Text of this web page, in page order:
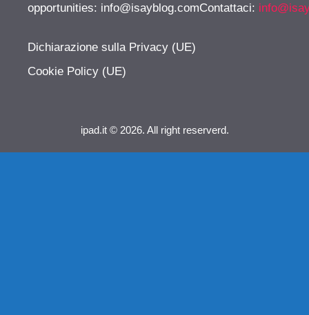
opportunities: info@isayblog.comContattaci:
Dichiarazione sulla Privacy (UE)
Cookie Policy (UE)
ipad.it © 2026. All right reserverd.